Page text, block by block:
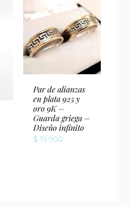
Par de alianzas
en plata 925 y
oro 9K –
Guarda griega –
Diseño infinito
$ 19.900